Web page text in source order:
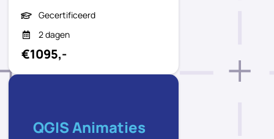
Gecertificeerd
2 dagen
€1095,-
QGIS Animaties